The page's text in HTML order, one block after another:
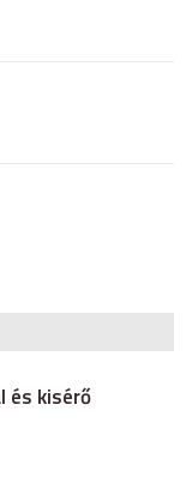
és kisérő